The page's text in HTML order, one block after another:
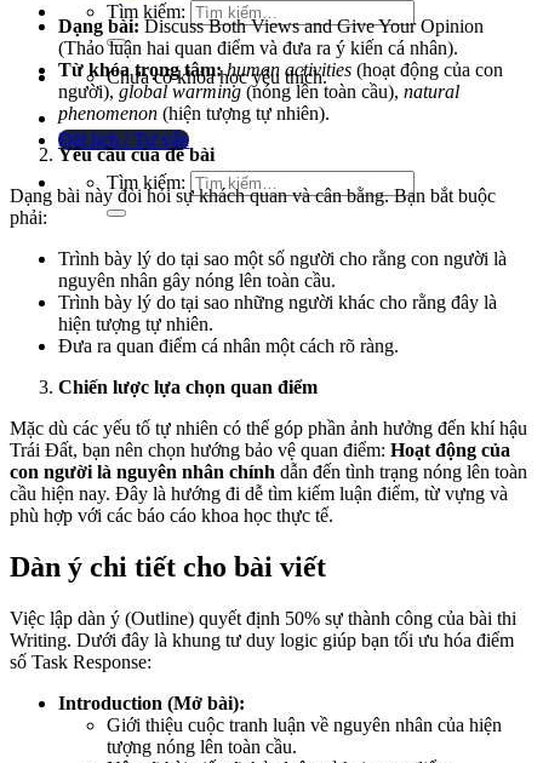
Tìm kiếm:
Chưa có khóa học yêu thích.
Đặt lịch / Tư vấn
Tìm kiếm:
Dạng bài: Discuss Both Views and Give Your Opinion
(Thảo luận hai quan điểm và đưa ra ý kiến cá nhân).
Từ khóa trọng tâm: human activities (hoạt động của con
người), global warming (nóng lên toàn cầu), natural
phenomenon (hiện tượng tự nhiên).
Yêu cầu của đề bài
Dạng bài này đòi hỏi sự khách quan và cân bằng. Bạn bắt buộc
phải:
Trình bày lý do tại sao một số người cho rằng con người là
nguyên nhân gây nóng lên toàn cầu.
Trình bày lý do tại sao những người khác cho rằng đây là
hiện tượng tự nhiên.
Đưa ra quan điểm cá nhân một cách rõ ràng.
Chiến lược lựa chọn quan điểm
Mặc dù các yếu tố tự nhiên có thể góp phần ảnh hưởng đến khí hậu
Trái Đất, bạn nên chọn hướng bảo vệ quan điểm: Hoạt động của
con người là nguyên nhân chính dẫn đến tình trạng nóng lên toàn
cầu hiện nay. Đây là hướng đi dễ tìm kiếm luận điểm, từ vựng và
phù hợp với các báo cáo khoa học thực tế.
Dàn ý chi tiết cho bài viết
Việc lập dàn ý (Outline) quyết định 50% sự thành công của bài thi
Writing. Dưới đây là khung tư duy logic giúp bạn tối ưu hóa điểm
số Task Response:
Introduction (Mở bài):
Giới thiệu cuộc tranh luận về nguyên nhân của hiện
tượng nóng lên toàn cầu.